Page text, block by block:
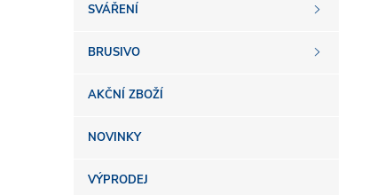
p
a
n
SVÁŘENÍ
BRUSIVO
AKČNÍ ZBOŽÍ
NOVINKY
VÝPRODEJ